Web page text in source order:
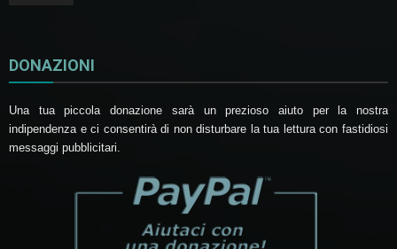
DONAZIONI
Una tua piccola donazione sarà un prezioso aiuto per la nostra
indipendenza e ci consentirà di non disturbare la tua lettura con fastidiosi
messaggi pubblicitari.